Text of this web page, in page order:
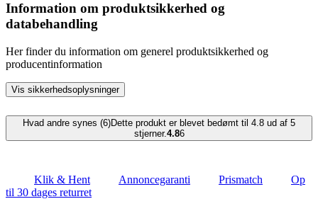
Information om produktsikkerhed og
databehandling
Her finder du information om generel produktsikkerhed og
producentinformation
Vis sikkerhedsoplysninger
Hvad andre synes (6)Dette produkt er blevet bedømt til 4.8 ud af 5
stjerner.4.86
Klik & Hent Annoncegaranti Prismatch
Op
til 30 dages returret